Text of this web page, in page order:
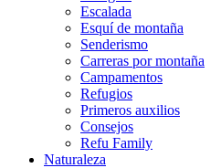
Escalada
Esquí de montaña
Senderismo
Carreras por montaña
Campamentos
Refugios
Primeros auxilios
Consejos
Refu Family
Naturaleza